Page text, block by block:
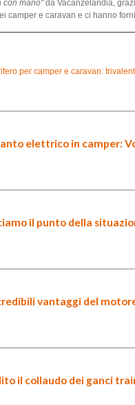
con mano"da Vacanzelandia,
camper e caravan e ci hanno
per camper e caravan:
elettrico in camper:
il punto della
vantaggi del
il collaudo dei ganci